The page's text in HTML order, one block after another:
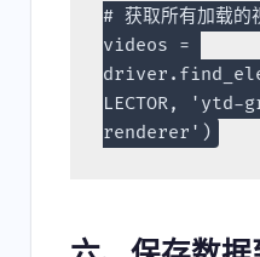
# 获取所有加载的
videos =
LECTOR,
renderer')